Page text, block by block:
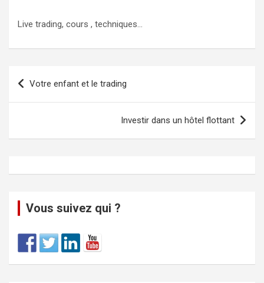
Live trading, cours , techniques…
Votre enfant et le trading
Investir dans un hôtel flottant
Vous suivez qui ?